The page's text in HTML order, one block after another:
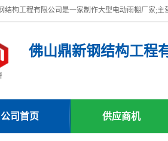
佛山鼎新钢结构工程
公司首页 供应商机